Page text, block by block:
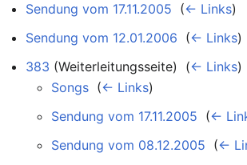
Sendung vom 17.11.2005 (← Links)
Sendung vom 12.01.2006 (← Links)
383 (Weiterleitungsseite) ‎ (← Links)
Songs (← Links)
Sendung vom 17.11.2005 (←
Sendung vom 08.12.2005 (←